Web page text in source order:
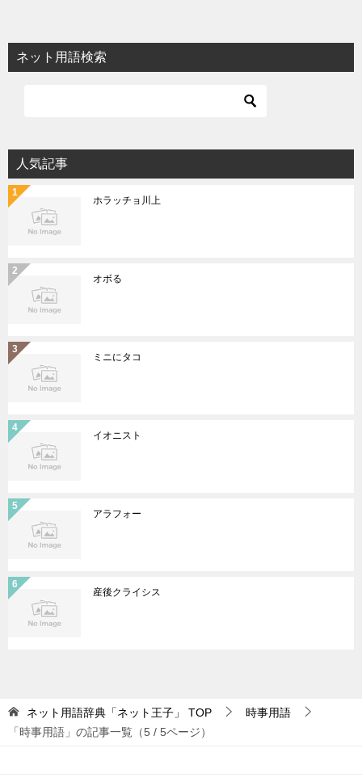
ネット用語検索
人気記事
ホラッチョ川上
オボる
ミニにタコ
イオニスト
アラフォー
産後クライシス
ネット用語辞典「ネット王子」 TOP
時事用語
「時事用語」の記事一覧（5 / 5ページ）